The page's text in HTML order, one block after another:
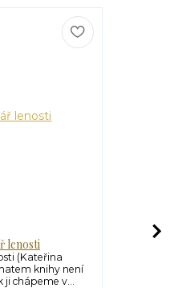
lenosti
(Kateřina
knihy není
chápeme v...